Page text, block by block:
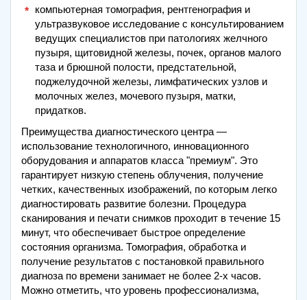
компьютерная томография, рентгенография и
ультразвуковое исследование с консультированием
ведущих специалистов при патологиях желчного
пузыря, щитовидной железы, почек, органов малого
таза и брюшной полости, предстательной,
поджелудочной железы, лимфатических узлов и
молочных желез, мочевого пузыря, матки,
придатков.
Преимущества диагностического центра —
использование технологичного, инновационного
оборудования и аппаратов класса "премиум". Это
гарантирует низкую степень облучения, получение
четких, качественных изображений, по которым легко
диагностировать развитие болезни. Процедура
сканирования и печати снимков проходит в течение 15
минут, что обеспечивает быстрое определение
состояния организма. Томография, обработка и
получение результатов с постановкой правильного
диагноза по времени занимает не более 2-х часов.
Можно отметить, что уровень профессионализма,